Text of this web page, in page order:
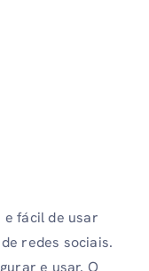
fácil de usar
redes sociais.
e usar. O